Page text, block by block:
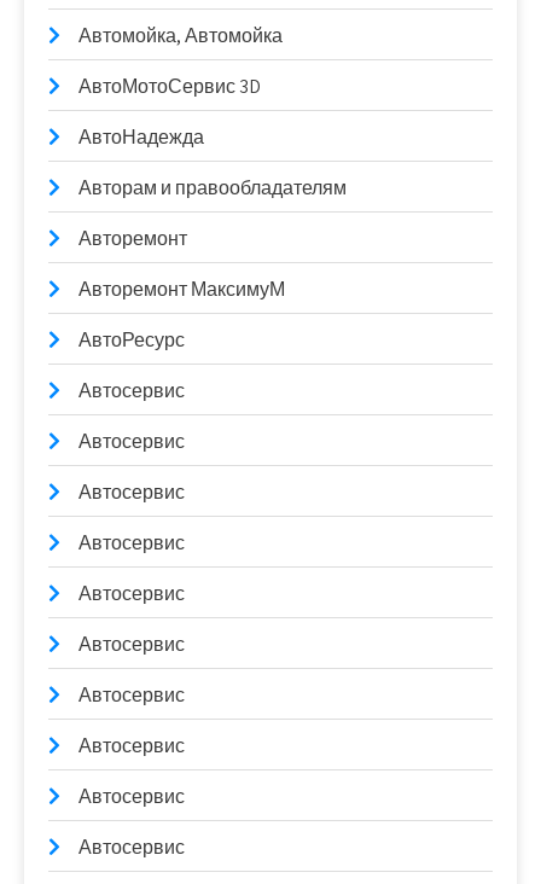
Автомойка, Автомойка
АвтоМотоСервис 3D
АвтоНадежда
Авторам и правообладателям
Авторемонт
Авторемонт МаксимуМ
АвтоРесурс
Автосервис
Автосервис
Автосервис
Автосервис
Автосервис
Автосервис
Автосервис
Автосервис
Автосервис
Автосервис